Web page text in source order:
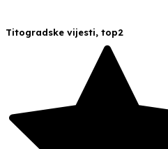
Titogradske vijesti, top2